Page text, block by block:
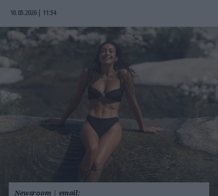
10.05.2026 | 11:54
Newsroom | email: